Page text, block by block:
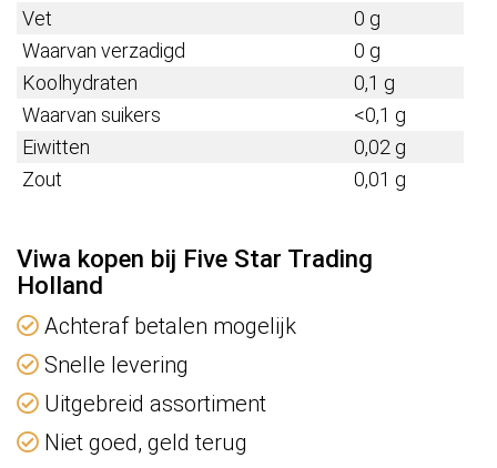
Vet
0 g
Waarvan verzadigd
0 g
Koolhydraten
0,1 g
Waarvan suikers
<0,1 g
Eiwitten
0,02 g
Zout
0,01 g
Viwa kopen bij Five Star Trading
Holland
Achteraf betalen mogelijk
Snelle levering
Uitgebreid assortiment
Niet goed, geld terug